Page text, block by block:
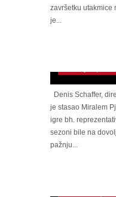
završetku utakmice
je...
Šest
Denis Schaffer,
je stasao Miralem
igre bh.
sezoni bile na
pažnju...